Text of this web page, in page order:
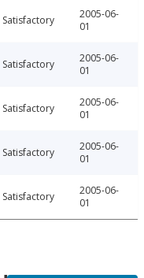
Satisfactory
2005-06-
01
Satisfactory
2005-06-
01
Satisfactory
2005-06-
01
Satisfactory
2005-06-
01
Satisfactory
2005-06-
01